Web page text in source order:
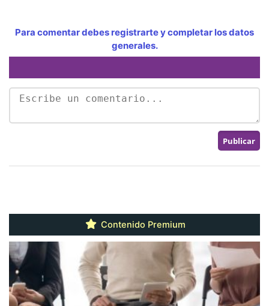
Para comentar debes registrarte y completar los datos
generales.
Contenido Premium